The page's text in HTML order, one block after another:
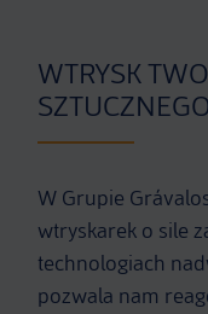
WTRYSK
SZTUCZNEGO
W Grupie
wtryskarek o sile
technologiach
pozwala nam